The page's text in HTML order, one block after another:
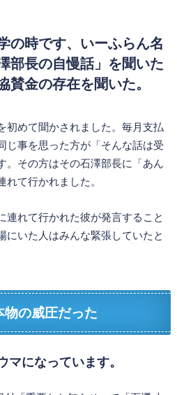
の時です、いーふらん名
部長の自慢話」を聞いた
賛金の存在を聞いた。
初めて聞かされました。毎月支払
じ事を思った方が「そんな話は受
。その方はその石澤部長に「あん
て行かれました。
連れて行かれた彼が発言すること
にいた人はみんな緊張していたと
の威圧だった
マになっています。